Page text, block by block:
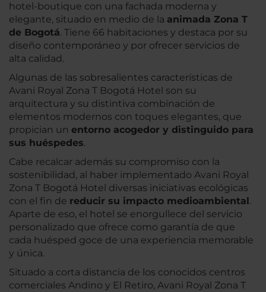
hotel-boutique con una fachada moderna y
elegante, situado en medio de la animada Zona T
de Bogotá. Tiene 66 habitaciones y destaca por su
diseño contemporáneo y por ofrecer servicios de
alta calidad.
Algunas de las sobresalientes características de
Avani Royal Zona T Bogotá Hotel son su
arquitectura y su distintiva combinación de
elementos modernos con toques elegantes, que
propician un entorno acogedor y distinguido para
sus huéspedes.
Cabe recalcar además su compromiso con la
sostenibilidad, al haber implementado Avani Royal
Zona T Bogotá Hotel diversas iniciativas ecológicas
con el fin de reducir su impacto medioambiental .
Aparte de eso, el hotel se enorgullece del servicio
personalizado que ofrece como garantía de que
cada huésped goce de una experiencia memorable
y única.
Situado a corta distancia de los conocidos centros
comerciales Andino y El Retiro, Avani Royal Zona T